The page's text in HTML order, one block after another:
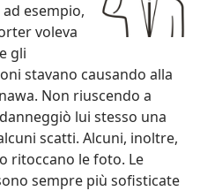
esempio,
voleva
gli
stavano causando alla
Non riuscendo a
lui stesso una
scatti. Alcuni, inoltre,
ritoccano le foto. Le
sempre più sofisticate